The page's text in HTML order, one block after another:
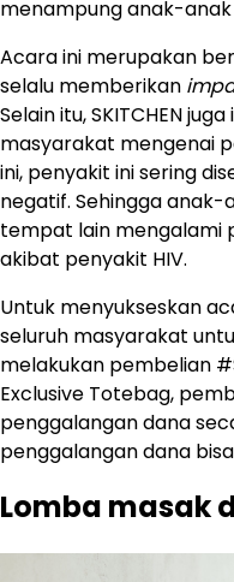
menampung anak-anak
Acara ini merupakan
selalu memberikan
Selain itu, SKITCHEN
masyarakat mengenai
ini, penyakit ini sering
negatif. Sehingga anak-
tempat lain mengalami
akibat penyakit HIV.
Untuk menyukseskan
seluruh masyarakat
melakukan pembelian
Exclusive Totebag,
penggalangan dana
penggalangan dana
Lomba masak